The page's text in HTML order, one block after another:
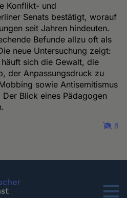
Konflikt- und
Senats bestätigt, worauf
seit Jahren hindeuten.
Befunde allzu oft als
neue Untersuchung zeigt:
sich die Gewalt, die
der Anpassungsdruck zu
sowie Antisemitismus
Blick eines Pädagogen
8
Menu